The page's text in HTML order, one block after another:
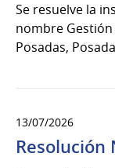
Se resuelve la
nombre
Posadas,
13/07/2026
Resolución